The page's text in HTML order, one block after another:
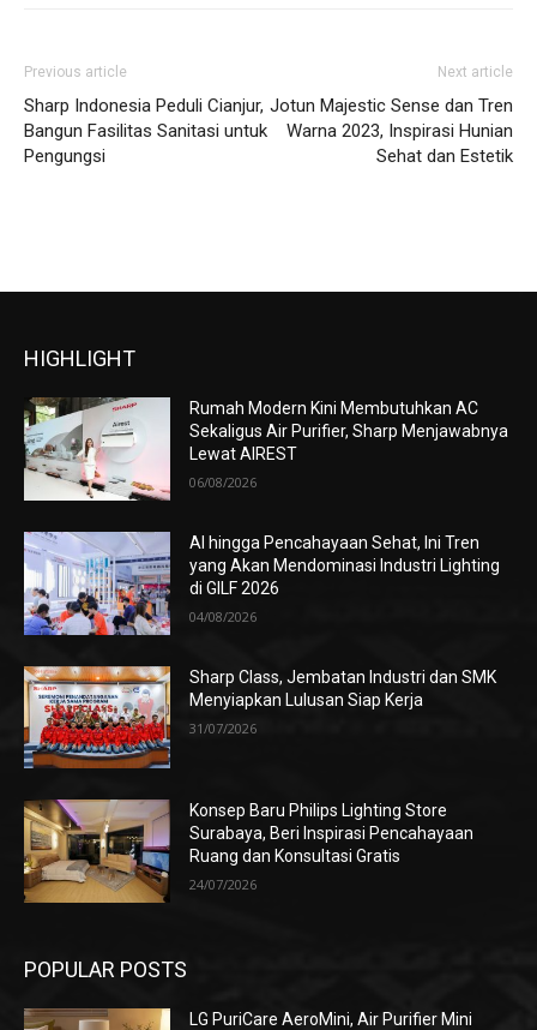
Previous article
Sharp Indonesia Peduli Cianjur,
Bangun Fasilitas Sanitasi untuk
Pengungsi
Next article
Jotun Majestic Sense dan Tren
Warna 2023, Inspirasi Hunian
Sehat dan Estetik
HIGHLIGHT
Rumah Modern Kini Membutuhkan AC
Sekaligus Air Purifier, Sharp Menjawabnya
Lewat AIREST
06/08/2026
AI hingga Pencahayaan Sehat, Ini Tren
yang Akan Mendominasi Industri Lighting
di GILF 2026
04/08/2026
Sharp Class, Jembatan Industri dan SMK
Menyiapkan Lulusan Siap Kerja
31/07/2026
Konsep Baru Philips Lighting Store
Surabaya, Beri Inspirasi Pencahayaan
Ruang dan Konsultasi Gratis
24/07/2026
POPULAR POSTS
LG PuriCare AeroMini, Air Purifier Mini